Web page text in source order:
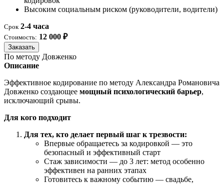
Высоким социальным риском (руководители, водители)
Срок 2-4 часа
Стоимость: 12 000 ₽
Заказать
По методу Довженко
Описание
Эффективное кодирование по методу Александра Романовича
Довженко создающее мощный психологический барьер,
исключающий срывы.
Для кого подходит
Для тех, кто делает первый шаг к трезвости:
Впервые обращаетесь за кодировкой — это
безопасный и эффективный старт
Стаж зависимости — до 3 лет: метод особенно
эффективен на ранних этапах
Готовитесь к важному событию — свадьбе,